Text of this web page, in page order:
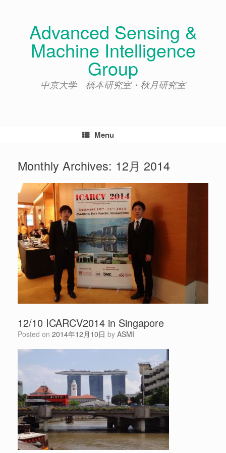
Advanced Sensing &
Machine Intelligence
Group
中京大学 橋本研究室・秋月研究室
Menu
Monthly Archives: 12月 2014
12/10 ICARCV2014 in Singapore
Posted on 2014年12月10日 by ASMI